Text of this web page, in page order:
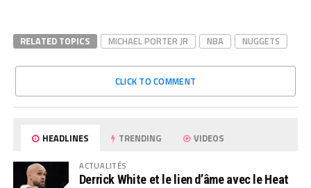
RELATED TOPICS MICHAEL PORTER JR NBA NUGGETS
CLICK TO COMMENT
HEADLINES TRENDING VIDEOS
ACTUALITÉS
Derrick White et le lien d’âme avec le Heat